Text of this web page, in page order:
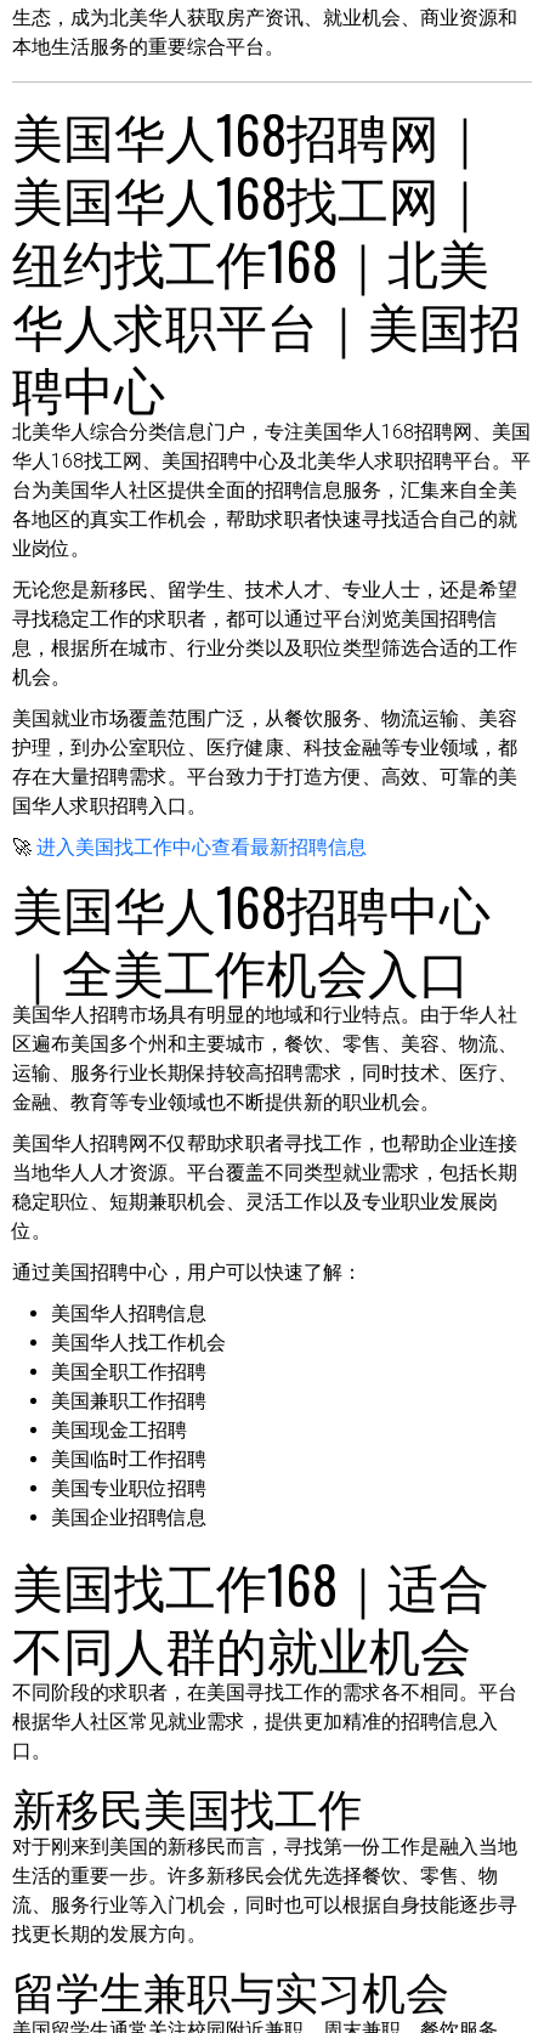
生态，成为北美华人获取房产资讯、就业机会、商业资源和
本地生活服务的重要综合平台。
美国华人168招聘网｜
美国华人168找工网｜
纽约找工作168｜北美
华人求职平台｜美国招
聘中心
北美华人综合分类信息门户，专注美国华人168招聘网、美国
华人168找工网、美国招聘中心及北美华人求职招聘平台。平
台为美国华人社区提供全面的招聘信息服务，汇集来自全美
各地区的真实工作机会，帮助求职者快速寻找适合自己的就
业岗位。
无论您是新移民、留学生、技术人才、专业人士，还是希望
寻找稳定工作的求职者，都可以通过平台浏览美国招聘信
息，根据所在城市、行业分类以及职位类型筛选合适的工作
机会。
美国就业市场覆盖范围广泛，从餐饮服务、物流运输、美容
护理，到办公室职位、医疗健康、科技金融等专业领域，都
存在大量招聘需求。平台致力于打造方便、高效、可靠的美
国华人求职招聘入口。
🚀 进入美国找工作中心查看最新招聘信息
美国华人168招聘中心
｜全美工作机会入口
美国华人招聘市场具有明显的地域和行业特点。由于华人社
区遍布美国多个州和主要城市，餐饮、零售、美容、物流、
运输、服务行业长期保持较高招聘需求，同时技术、医疗、
金融、教育等专业领域也不断提供新的职业机会。
美国华人招聘网不仅帮助求职者寻找工作，也帮助企业连接
当地华人人才资源。平台覆盖不同类型就业需求，包括长期
稳定职位、短期兼职机会、灵活工作以及专业职业发展岗
位。
通过美国招聘中心，用户可以快速了解：
美国华人招聘信息
美国华人找工作机会
美国全职工作招聘
美国兼职工作招聘
美国现金工招聘
美国临时工作招聘
美国专业职位招聘
美国企业招聘信息
美国找工作168｜适合
不同人群的就业机会
不同阶段的求职者，在美国寻找工作的需求各不相同。平台
根据华人社区常见就业需求，提供更加精准的招聘信息入
口。
新移民美国找工作
对于刚来到美国的新移民而言，寻找第一份工作是融入当地
生活的重要一步。许多新移民会优先选择餐饮、零售、物
流、服务行业等入门机会，同时也可以根据自身技能逐步寻
找更长期的发展方向。
留学生兼职与实习机会